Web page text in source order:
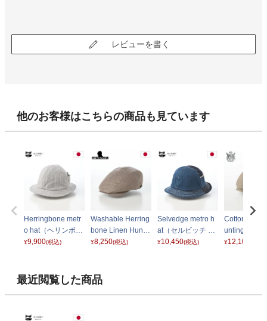
レビューを書く
他のお客様はこちらの商品も見ています
Herringbone metr
o hat（ヘリンボー
ン メトロハット）
¥9,900(税込)
Washable Herring
bone Linen Huntin
g（ウォッシャブ
9 ベージュ
¥8,250(税込)
Selvedge metro h
at（セルビッチ メ
トロハット） イン
¥10,450(税込)
Cotton
unting（コ
サイドフリ
¥12,100
最近閲覧した商品